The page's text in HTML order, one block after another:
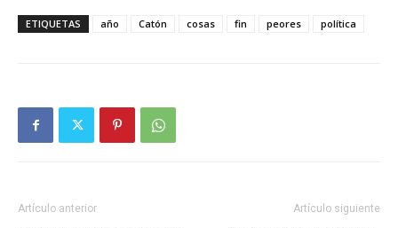
ETIQUETAS año Catón cosas fin peores política
Artículo anterior Artículo siguiente